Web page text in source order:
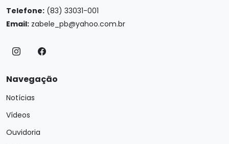
Telefone: (83) 33031-001
Email: zabele_pb@yahoo.com.br
Navegação
Notícias
Vídeos
Ouvidoria